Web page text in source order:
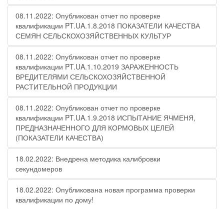
08.11.2022: Опубликован отчет по проверке
квалификации PT.UA.1.8.2018 ПОКАЗАТЕЛИ КАЧЕСТВА
СЕМЯН СЕЛЬСКОХОЗЯЙСТВЕННЫХ КУЛЬТУР
08.11.2022: Опубликован отчет по проверке
квалификации PT.UA.1.10.2019 ЗАРАЖЕННОСТЬ
ВРЕДИТЕЛЯМИ СЕЛЬСКОХОЗЯЙСТВЕННОЙ
РАСТИТЕЛЬНОЙ ПРОДУКЦИИ
08.11.2022: Опубликован отчет по проверке
квалификации PT.UA.1.9.2018 ИСПЫТАНИЕ ЯЧМЕНЯ,
ПРЕДНАЗНАЧЕННОГО ДЛЯ КОРМОВЫХ ЦЕЛЕЙ
(ПОКАЗАТЕЛИ КАЧЕСТВА)
18.02.2022: Внедрена методика калибровки
секундомеров
18.02.2022: Опубликована новая программа проверки
квалификации по дому!